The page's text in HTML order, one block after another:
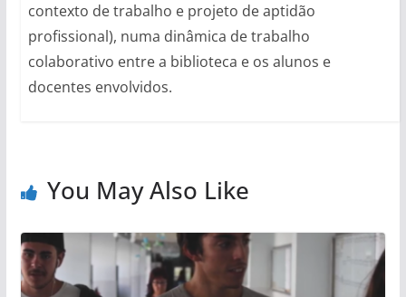
contexto de trabalho e projeto de aptidão
profissional), numa dinâmica de trabalho
colaborativo entre a biblioteca e os alunos e
docentes envolvidos.
You May Also Like